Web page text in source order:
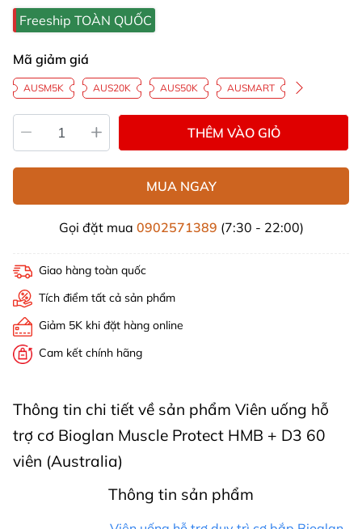
Freeship TOÀN QUỐC
Mã giảm giá
AUSM5K AUS20K AUS50K AUSMART
THÊM VÀO GIỎ
MUA NGAY
Gọi đặt mua 0902571389 (7:30 - 22:00)
Giao hàng toàn quốc
Tích điểm tất cả sản phẩm
Giảm 5K khi đặt hàng online
Cam kết chính hãng
Thông tin chi tiết về sản phẩm Viên uống hỗ
trợ cơ Bioglan Muscle Protect HMB + D3 60
viên (Australia)
Thông tin sản phẩm